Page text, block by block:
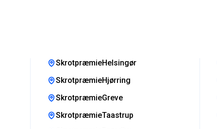
SkrotpræmieHelsingør
SkrotpræmieHjørring
SkrotpræmieGreve
SkrotpræmieTaastrup